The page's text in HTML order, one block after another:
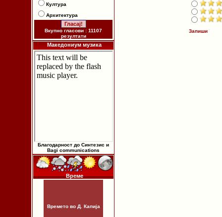
Култура
Архитектура
Вкупно гласови : 11107
резултати
Македониум музика
Благодарност до Синтезис и
Bagi communications
Време
Времето во Д. Капија
Запиши